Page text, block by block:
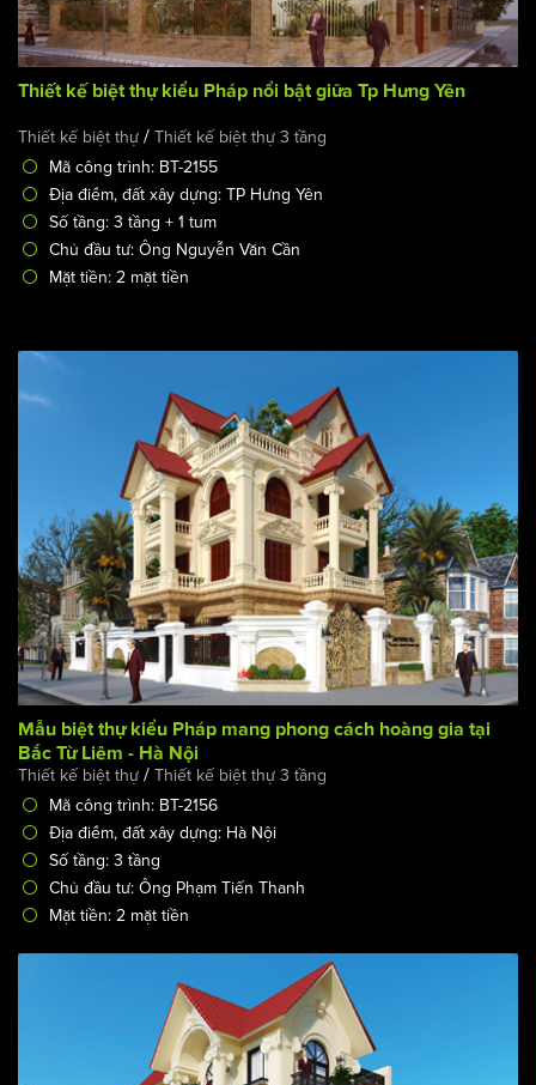
Thiết kế biệt thự kiểu Pháp nổi bật giữa Tp Hưng Yên
Thiết kế biệt thự / Thiết kế biệt thự 3 tầng
Mã công trình: BT-2155
Địa điểm, đất xây dựng: TP Hưng Yên
Số tầng: 3 tầng + 1 tum
Chủ đầu tư: Ông Nguyễn Văn Cần
Mặt tiền: 2 mặt tiền
Mẫu biệt thự kiểu Pháp mang phong cách hoàng gia tại
Bắc Từ Liêm - Hà Nội
Thiết kế biệt thự / Thiết kế biệt thự 3 tầng
Mã công trình: BT-2156
Địa điểm, đất xây dựng: Hà Nội
Số tầng: 3 tầng
Chủ đầu tư: Ông Phạm Tiến Thanh
Mặt tiền: 2 mặt tiền